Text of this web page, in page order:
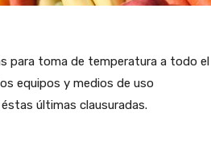
para toma de temperatura a todo el
equipos y medios de uso
últimas clausuradas.